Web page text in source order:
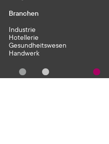
Branchen
Industrie
Hotellerie
Gesundheitswesen
Handwerk